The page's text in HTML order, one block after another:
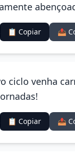
📋 Copiar 📤
ciclo venha
📋 Copiar 📤